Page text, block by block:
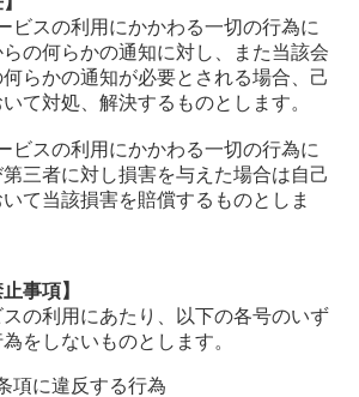
ビスの利用にかかわる一切の行為に
の何らかの通知に対し、また当該会
らかの通知が必要とされる場合、己
て対処、解決するものとします。
ビスの利用にかかわる一切の行為に
三者に対し損害を与えた場合は自己
て当該損害を賠償するものとしま
事項】
の利用にあたり、以下の各号のいず
をしないものとします。
項に違反する行為